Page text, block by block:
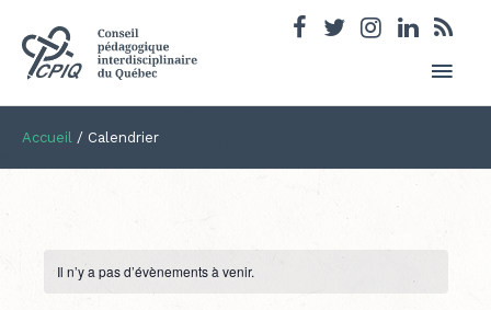
Accueil / Calendrier
Il n’y a pas d’évènements à venir.